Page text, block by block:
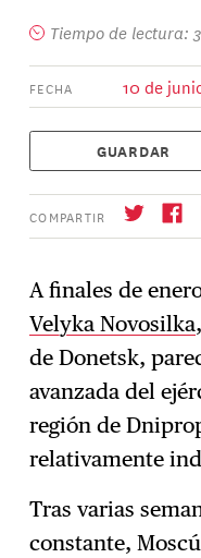
Tiempo de lectura:
FECHA 10 de
GUARDAR
COMPARTIR
→ Suscríbase
A finales de
Velyka Novosilka
de Donetsk,
avanzada del
región de
relativamente
Tras varias
constante,